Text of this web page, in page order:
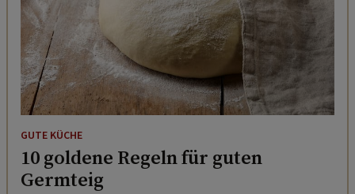
GUTE KÜCHE
10 goldene Regeln für guten
Germteig